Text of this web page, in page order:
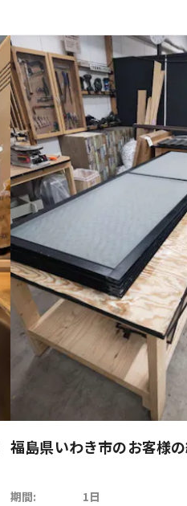
福島県いわき市のお客様
期間:
1日